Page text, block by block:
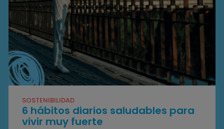
SOSTENIBILIDAD
6 hábitos diarios saludables para
vivir muy fuerte